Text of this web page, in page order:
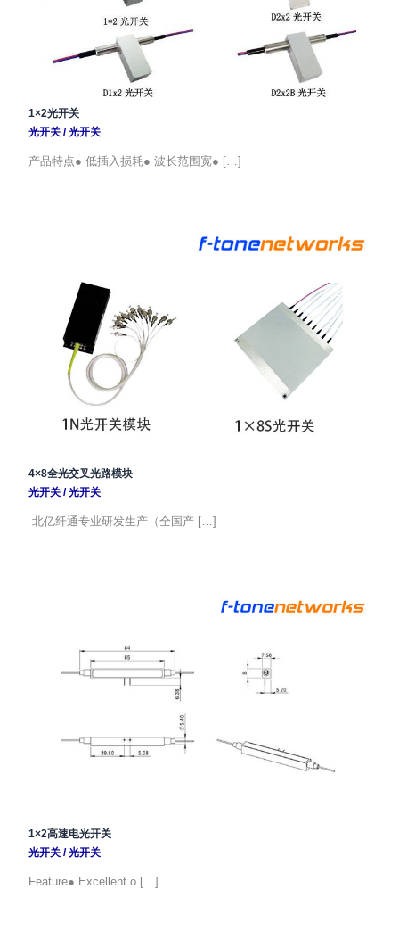
1×2光开关
光开关/光开关
产品特点● 低插入损耗● 波长范围宽● […]
4×8全光交叉光路模块
光开关/光开关
北亿纤通专业研发生产（全国产 […]
1×2高速电光开关
光开关/光开关
Feature● Excellent o […]